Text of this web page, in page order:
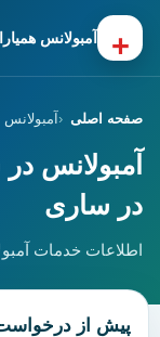
+ آمبولانس
صفحه اصلی
آمبولانس
در ساری
اطلاعات خدمات
پیش از